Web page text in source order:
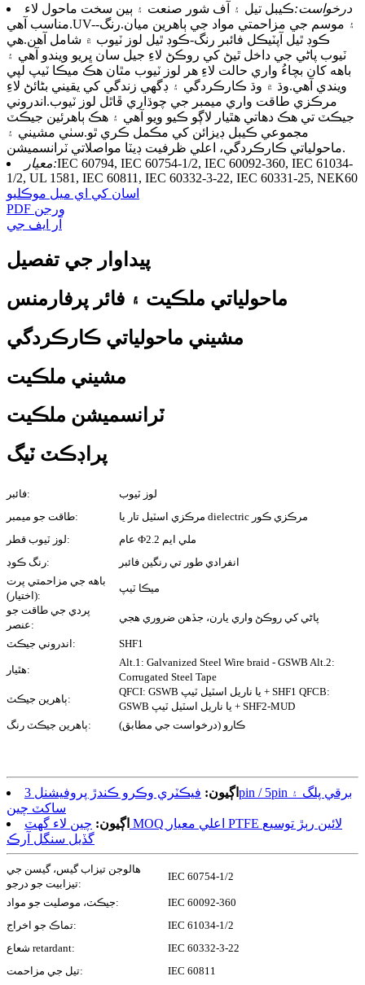
درخواست:ڪيبل تيل ۽ آف شور صنعت ۽ ٻين سخت ماحول لاء
مناسب آهي.UV-۽ موسم جي مزاحمتي مواد جي ٻاهرين ميان.رنگ-
ڪوڊ ٿيل آپٽيڪل فائبر رنگ-ڪوڊ ٿيل لوز ٽيوب ۾ شامل آهن.هي
ٽيوب پاڻي جي داخل ٿيڻ کي روڪڻ لاءِ جيل سان ڀريو ويندو آهي ۽
باهه کان بچاءُ واري حالت لاءِ هر لوز ٽيوب مٿان هڪ ميڪا ٽيپ لپي
ويندي آهي.وڌ ۾ وڌ ڪارڪردگي ۽ ڊگھي زندگي کي يقيني بڻائڻ لاءِ
مرڪزي طاقت واري ميمبر جي چوڌاري ڦاٿل لوز ٽيوب.اندروني
جيڪٽ تي هڪ دھاتي هٿيار لاڳو ڪيو ويو آهي ۽ هڪ ٻاهرئين جيڪٽ
مجموعي ڪيبل ڊيزائن کي مڪمل ڪري ٿو.سٺي مشيني ۽
ماحولياتي ڪارڪردگي، اعلي ظرفيت ڊيٽا مواصلاتي ٽرانسميشن.
معيار:IEC 60794, IEC 60754-1/2, IEC 60092-360, IEC 61034-
1/2, UL 1581, IEC 60811, IEC 60332-3-22, IEC 60331-25, NEK60
اسان کي اي ميل موڪليو
PDF ورجن
آر ايف جي
پيداوار جي تفصيل
ماحولياتي ملڪيت ۽ فائر پرفارمنس
مشيني ماحولياتي ڪارڪردگي
مشيني ملڪيت
ٽرانسميشن ملڪيت
پراڊڪٽ ٽيگ
فائبر:
لوز ٽيوب
طاقت جو ميمبر:
مرڪزي اسٽيل تار يا dielectric مرڪزي ڪور
لوز ٽيوب قطر:
عام Ф2.2 ملي ايم
رنگ ڪوڊ:
انفرادي طور تي رنگين فائبر
باهه جي مزاحمتي پرت
(اختيار):
ميڪا ٽيپ
پردي جي طاقت جو
عنصر:
پاڻي کي روڪڻ واري يارن، جڏهن ضروري هجي
اندروني جيڪٽ: SHF1
هٿيار:
Alt.1: Galvanized Steel Wire braid - GSWB Alt.2:
Corrugated Steel Tape
ٻاهرين جيڪٽ:
QFCI: GSWB يا ناريل اسٽيل ٽيپ + SHF1 QFCB:
GSWB يا ناريل اسٽيل ٽيپ + SHF2-MUD
ٻاهرين جيڪٽ رنگ:
ڪارو (درخواست جي مطابق)
اڳيون:
فيڪٽري وڪرو ڪندڙ پروفيشنل 3pin / 5pin برقي پلگ ۽
ساکٽ چين
اڳيون: چين لاء گھٽ MOQ اعلي معيار PTFE لائين رٻڙ توسيع
گڏيل سنگل آرڪ
هالوجن تيزاب گيس، گيسن جي
تيزابيت جو درجو:
IEC 60754-1/2
جيڪٽ، موصليت جو مواد:
IEC 60092-360
تماڪ جو اخراج:
IEC 61034-1/2
شعاع retardant:
IEC 60332-3-22
تيل جي مزاحمت:
IEC 60811